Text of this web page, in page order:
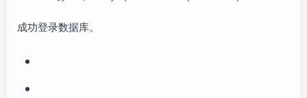
成功登录数据库。